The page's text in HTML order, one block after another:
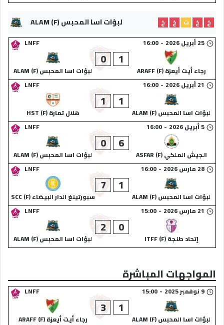
لبؤات اسا المحبس (F) ALAM خ خ ت خ
خ
LNFF
25 أبريل 2026 -
16:00
رجاء أيت أيعزة (F) ARAFF
1
0
لبؤات اسا المحبس (F) ALAM
LNFF
21 أبريل 2026 -
16:00
لبؤات اسا المحبس (F) ALAM
1
1
هلال تمارة (F) HST
LNFF
5 أبريل 2026 -
16:00
الجيش الملكي (F) ASFAR
6
0
لبؤات اسا المحبس (F) ALAM
LNFF
28 مارس 2026 -
16:00
لبؤات اسا المحبس (F) ALAM
1
7
سبورتينغ الدار البيضاء (F) SCC
LNFF
21 مارس 2026 -
15:00
إتحاد طنجة (F) ITFF
0
2
لبؤات اسا المحبس (F) ALAM
المواجهات المباشرة
LNFF 9 نوفمبر 2025 -
15:00
لبؤات اسا المحبس (F) ALAM
1
3
رجاء أيت أيعزة (F) ARAFF